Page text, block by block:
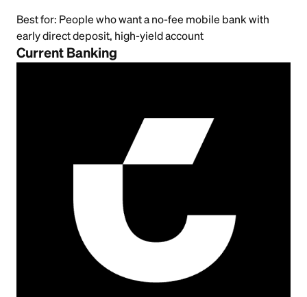
Best for: People who want a no-fee mobile bank with
early direct deposit, high-yield account
Current Banking